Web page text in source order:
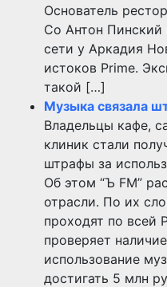
Основатель
Co Антон
сети у Аркадия
истоков Prime.
такой […]
Музыка связала
Владельцы кафе,
клиник стали
штрафы за
Об этом “Ъ FM”
отрасли. По их
проходят по всей
проверяет
использование
достигать 5 млн